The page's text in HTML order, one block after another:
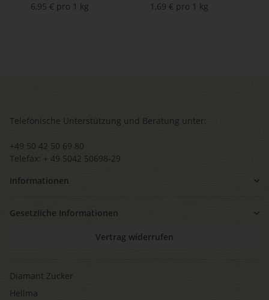
6,95 € pro 1 kg
1,69 € pro 1 kg
Telefonische Unterstützung und Beratung unter:
+49 50 42 50 69 80
Telefax: + 49 5042 50698-29
Informationen
Gesetzliche Informationen
Vertrag widerrufen
Diamant Zucker
Hellma